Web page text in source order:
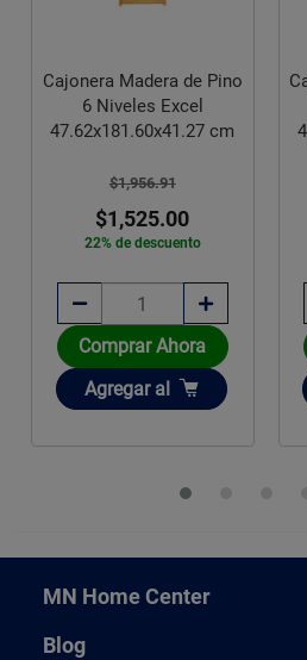
Cajonera Madera de Pino
6 Niveles Excel
47.62x181.60x41.27 cm
$1,956.91
$1,525.00
22% de descuento
Comprar Ahora
Añadir
Agregar al
MN Home Center
Blog